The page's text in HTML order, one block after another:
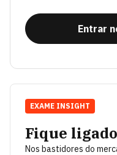
Entrar
Fique ligado
Nos bastidores do
EXAME INSIGHT